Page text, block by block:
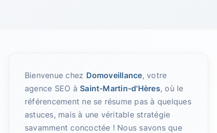
Bienvenue chez Domoveillance, votre
agence SEO à Saint-Martin-d'Hères, où le
référencement ne se résume pas à quelques
astuces, mais à une véritable stratégie
savamment concoctée ! Nous savons que